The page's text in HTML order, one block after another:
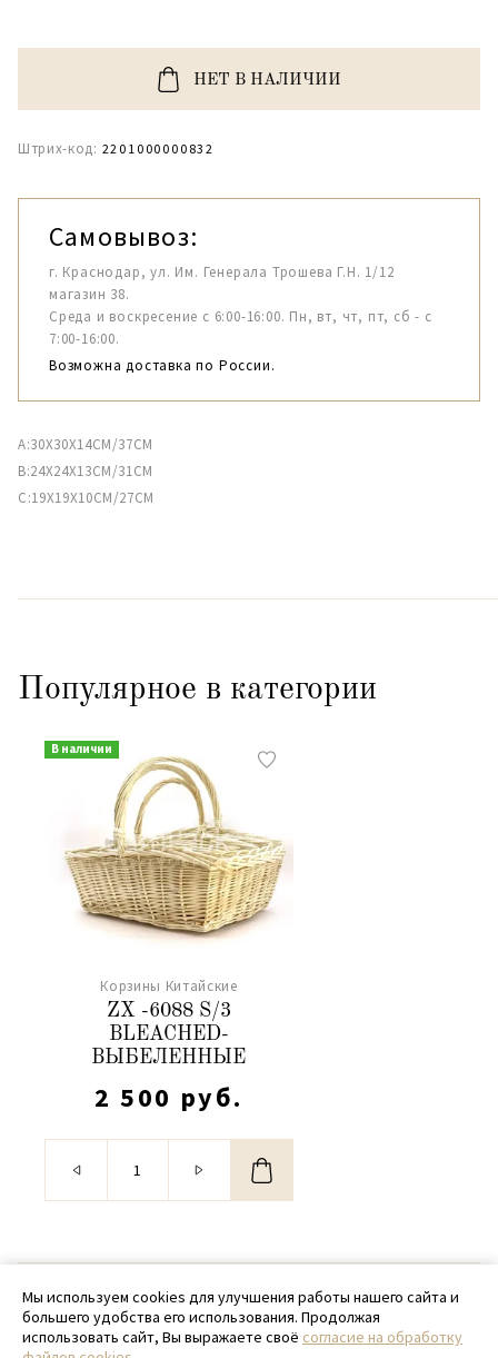
НЕТ В НАЛИЧИИ
Штрих-код: 2201000000832
Самовывоз:
г. Краснодар, ул. Им. Генерала Трошева Г.Н. 1/12
магазин 38.
Среда и воскресение с 6:00-16:00. Пн, вт, чт, пт, сб - с
7:00-16:00.
Возможна доставка по России.
A:30X30X14CM/37CM
B:24X24X13CM/31CM
C:19X19X10CM/27CM
Популярное в категории
В наличии
Корзины Китайские
ZX -6088 S/3
BLEACHED-
ВЫБЕЛЕННЫЕ
2 500 руб.
© 2020 - 2026 SamPack
+ 7 (918) 699-97-87
Мы используем cookies для улучшения работы нашего сайта и
большего удобства его использования. Продолжая
использовать сайт, Вы выражаете своё согласие на обработку